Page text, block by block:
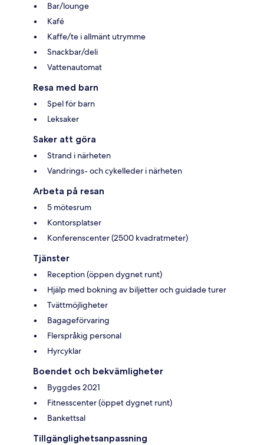
Bar/lounge
Kafé
Kaffe/te i allmänt utrymme
Snackbar/deli
Vattenautomat
Resa med barn
Spel för barn
Leksaker
Saker att göra
Strand i närheten
Vandrings- och cykelleder i närheten
Arbeta på resan
5 mötesrum
Kontorsplatser
Konferenscenter (2500 kvadratmeter)
Tjänster
Reception (öppen dygnet runt)
Hjälp med bokning av biljetter och guidade turer
Tvättmöjligheter
Bagageförvaring
Flerspråkig personal
Hyrcyklar
Boendet och bekvämligheter
Byggdes 2021
Fitnesscenter (öppet dygnet runt)
Bankettsal
Tillgänglighetsanpassning